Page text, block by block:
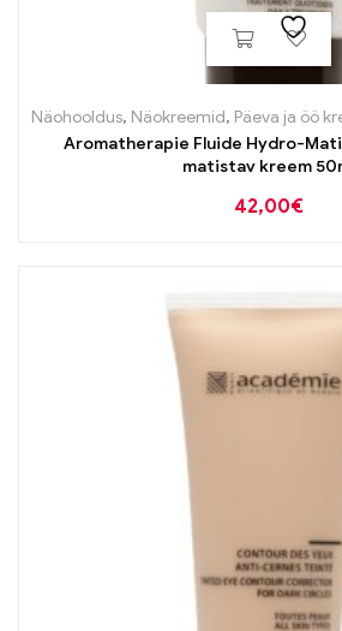
Näohooldus, Näokreemid, Päeva ja öö
Aromatherapie Fluide Hydro-
matistav kreem
42,00€